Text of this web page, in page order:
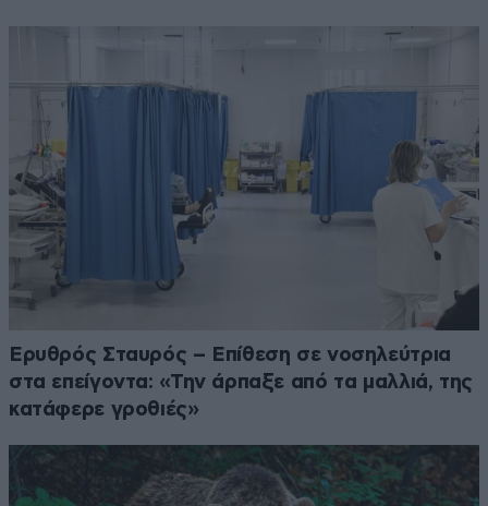
Ερυθρός Σταυρός – Επίθεση σε νοσηλεύτρια
στα επείγοντα: «Την άρπαξε από τα μαλλιά, της
κατάφερε γροθιές»